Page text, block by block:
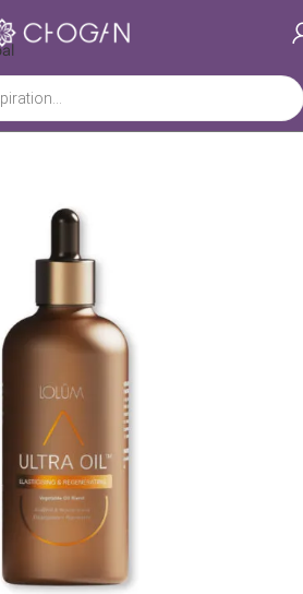
/ Beauté/ Huiles/ Végétales